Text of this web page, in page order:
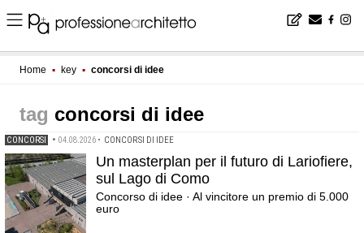
Home ▪ key ▪ concorsi di idee
concorsi di idee
CONCORSI • 04.08.2026 • CONCORSI DI IDEE
Un masterplan per il futuro di Lariofiere,
sul Lago di Como
Concorso di idee · Al vincitore un premio di 5.000
euro